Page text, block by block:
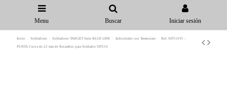
Menu Buscar Iniciar sesión
Inicio Soldadores Soldadores TARGET Serie BLUE LINE Industriales con Termostato
Ref. SIT510T1 -
PUNTA Curva de 22 mm de Recambio para Soldador SIT510